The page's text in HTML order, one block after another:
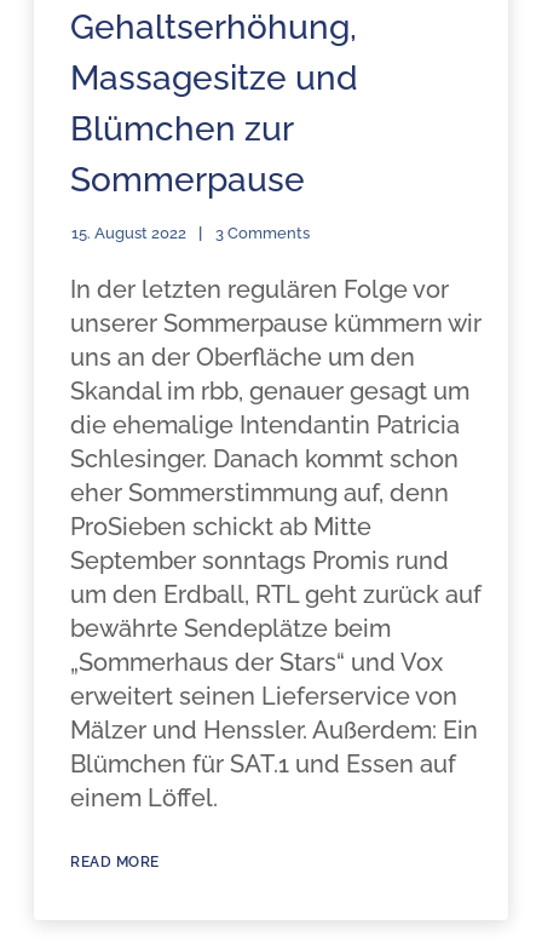
Gehaltserhöhung,
Massagesitze und
Blümchen zur
Sommerpause
15. August 2022 3 Comments
In der letzten regulären Folge vor
unserer Sommerpause kümmern wir
uns an der Oberfläche um den
Skandal im rbb, genauer gesagt um
die ehemalige Intendantin Patricia
Schlesinger. Danach kommt schon
eher Sommerstimmung auf, denn
ProSieben schickt ab Mitte
September sonntags Promis rund
um den Erdball, RTL geht zurück auf
bewährte Sendeplätze beim
„Sommerhaus der Stars“ und Vox
erweitert seinen Lieferservice von
Mälzer und Henssler. Außerdem: Ein
Blümchen für SAT.1 und Essen auf
einem Löffel.
READ MORE